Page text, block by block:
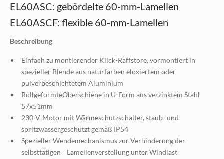
EL60ASC: gebördelte 60-mm-Lamellen
EL60ASCF: flexible 60-mm-Lamellen
Beschreibung
Einfach zu montierender Klick-Raffstore, vormontiert in
spezieller Blende aus naturfarben eloxiertem oder
pulverbeschichtetem Aluminium
RollgeformteOberschiene in U-Form aus verzinktem Stahl
57x51mm
230-V-Motor mit Wärmeschutzschalter, staub- und
spritzwassergeschützt gemäß IP54
Spezieller Wendemechanismus zur Verhinderung der
selbsttätigen Lamellenverstellung unter Windlast